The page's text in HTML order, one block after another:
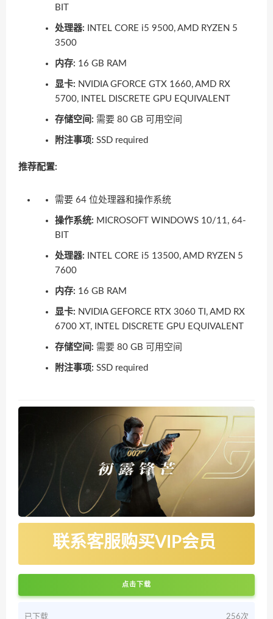
BIT
处理器: INTEL CORE i5 9500, AMD RYZEN 5
3500
内存: 16 GB RAM
显卡: NVIDIA GFORCE GTX 1660, AMD RX
5700, INTEL DISCRETE GPU EQUIVALENT
存储空间: 需要 80 GB 可用空间
附注事项: SSD required
推荐配置:
需要 64 位处理器和操作系统
操作系统: MICROSOFT WINDOWS 10/11, 64-
BIT
处理器: INTEL CORE i5 13500, AMD RYZEN 5
7600
内存: 16 GB RAM
显卡: NVIDIA GEFORCE RTX 3060 TI, AMD RX
6700 XT, INTEL DISCRETE GPU EQUIVALENT
存储空间: 需要 80 GB 可用空间
附注事项: SSD required
联系客服购买VIP会员
点击下载
已下载 256次